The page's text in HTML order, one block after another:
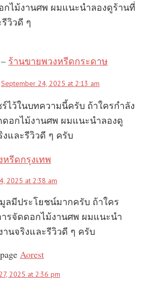
กไม้งานศพ ผมแนะนำลองดูร้านที่
วิวดี ๆ
ร้านขายพวงหรีดกระดาษ
September 24, 2025 at 2:13 am
ไว้ในบทความนี้ครับ ถ้าใครกำลัง
อกไม้งานศพ ผมแนะนำลองดู
และรีวิวดี ๆ ครับ
หรีดกรุงเทพ
2025 at 2:38 am
ลมีประโยชน์มากครับ ถ้าใคร
รจัดดอกไม้งานศพ ผมแนะนำ
นจริงและรีวิวดี ๆ ครับ
Aorest
2025 at 2:36 pm